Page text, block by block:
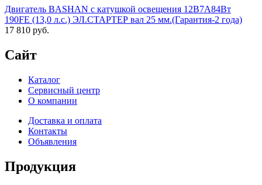
Двигатель BASHAN с катушкой освещения 12В7А84Вт
190FE (13,0 л.с.) ЭЛ.СТАРТЕР вал 25 мм.(Гарантия-2 года)
17 810 руб.
Сайт
Каталог
Сервисный центр
О компании
Доставка и оплата
Контакты
Объявления
Продукция